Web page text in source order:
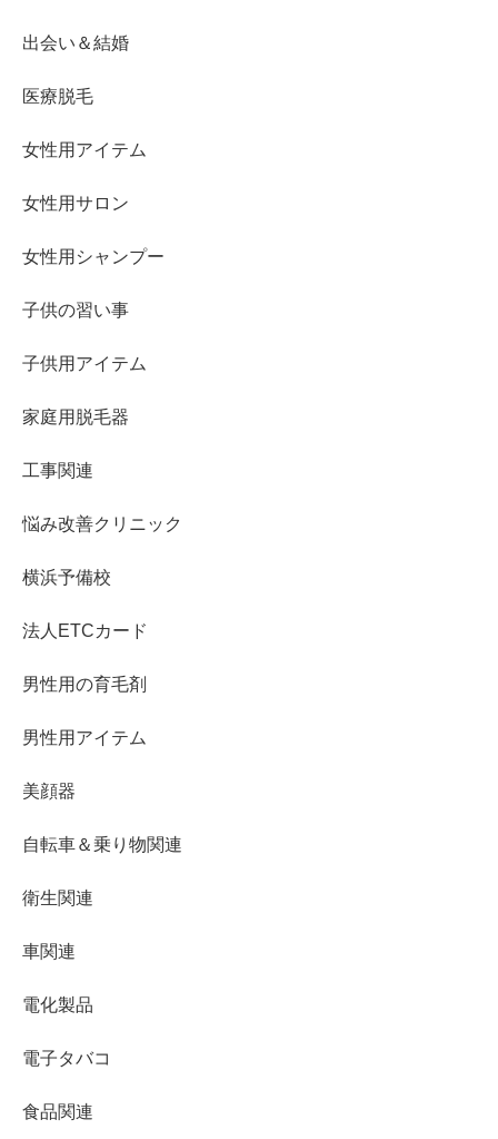
出会い＆結婚
医療脱毛
女性用アイテム
女性用サロン
女性用シャンプー
子供の習い事
子供用アイテム
家庭用脱毛器
工事関連
悩み改善クリニック
横浜予備校
法人ETCカード
男性用の育毛剤
男性用アイテム
美顔器
自転車＆乗り物関連
衛生関連
車関連
電化製品
電子タバコ
食品関連